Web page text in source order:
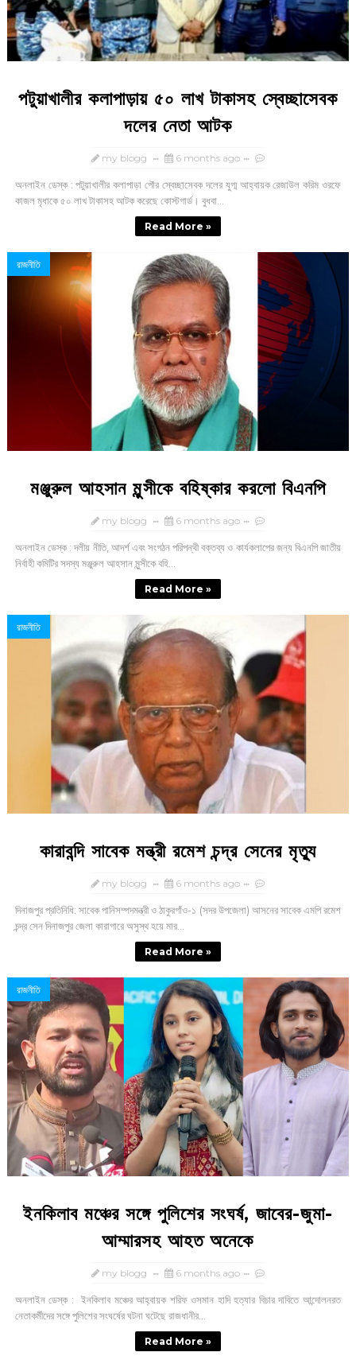
পটুয়াখালীর কলাপাড়ায় ৫০ লাখ টাকাসহ স্বেচ্ছাসেবক
দলের নেতা আটক
my blogg 6 months ago
অনলাইন ডেস্ক : পটুয়াখালীর কলাপাড়া পৌর স্বেচ্ছাসেবক দলের যুগ্ম আহ্বায়ক রেজাউল করিম ওরফে
কাজল মৃধাকে ৫০ লাখ টাকাসহ আটক করেছে কোস্টগার্ড। বুধবা...
Read More »
রাজনীতি
মঞ্জুরুল আহসান মুন্সীকে বহিষ্কার করলো বিএনপি
my blogg 6 months ago
অনলাইন ডেস্ক : দলীয় নীতি, আদর্শ এবং সংগঠন পরিপন্থী বক্তব্য ও কার্যকলাপের জন্য বিএনপি জাতীয়
নির্বাহী কমিটির সদস্য মঞ্জুরুল আহসান মুন্সীকে বহি...
Read More »
রাজনীতি
কারাবন্দি সাবেক মন্ত্রী রমেশ চন্দ্র সেনের মৃত্যু
my blogg 6 months ago
দিনাজপুর প্রতিনিধি: সাবেক পানিসম্পদমন্ত্রী ও ঠাকুরগাঁও-১ (সদর উপজেলা) আসনের সাবেক এমপি রমেশ
চন্দ্র সেন দিনাজপুর জেলা কারাগারে অসুস্থ হয়ে মার...
Read More »
রাজনীতি
ইনকিলাব মঞ্চের সঙ্গে পুলিশের সংঘর্ষ, জাবের-জুমা-
আম্মারসহ আহত অনেকে
my blogg 6 months ago
অনলাইন ডেস্ক : ইনকিলাব মঞ্চের আহ্বায়ক শরিফ ওসমান হাদি হত্যার বিচার দাবিতে আন্দোলনরত
নেতাকর্মীদের সঙ্গে পুলিশের সংঘর্ষের ঘটনা ঘটেছে রাজধানীর...
Read More »